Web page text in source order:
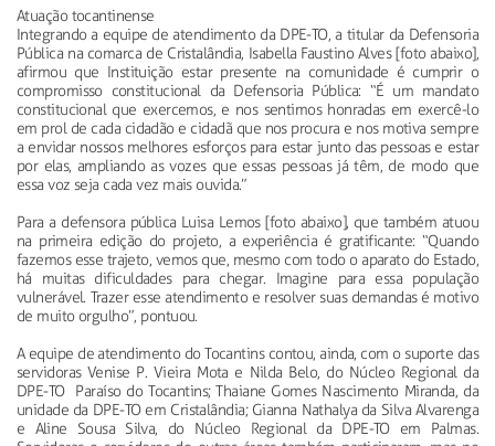
Atuação tocantinense
Integrando a equipe de atendimento da DPE-TO, a titular da Defensoria
Pública na comarca de Cristalândia, Isabella Faustino Alves [foto abaixo],
afirmou que Instituição estar presente na comunidade é cumprir o
compromisso constitucional da Defensoria Pública: “É um mandato
constitucional que exercemos, e nos sentimos honradas em exercê-lo
em prol de cada cidadão e cidadã que nos procura e nos motiva sempre
a envidar nossos melhores esforços para estar junto das pessoas e estar
por elas, ampliando as vozes que essas pessoas já têm, de modo que
essa voz seja cada vez mais ouvida.”
Para a defensora pública Luisa Lemos [foto abaixo], que também atuou
na primeira edição do projeto, a experiência é gratificante: “Quando
fazemos esse trajeto, vemos que, mesmo com todo o aparato do Estado,
há muitas dificuldades para chegar. Imagine para essa população
vulnerável. Trazer esse atendimento e resolver suas demandas é motivo
de muito orgulho”, pontuou.
A equipe de atendimento do Tocantins contou, ainda, com o suporte das
servidoras Venise P. Vieira Mota e Nilda Belo, do Núcleo Regional da
DPE-TO Paraíso do Tocantins; Thaiane Gomes Nascimento Miranda, da
unidade da DPE-TO em Cristalândia; Gianna Nathalya da Silva Alvarenga
e Aline Sousa Silva, do Núcleo Regional da DPE-TO em Palmas.